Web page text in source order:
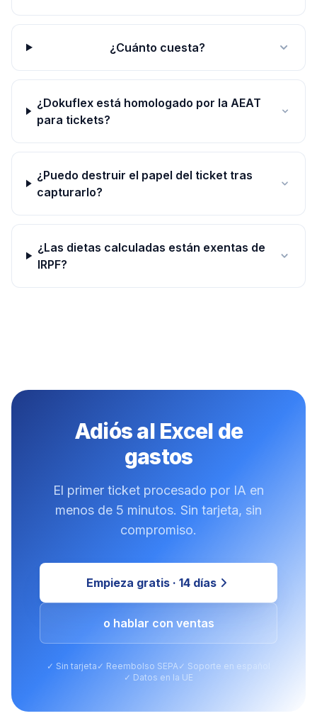
¿Cuánto cuesta?
¿Dokuflex está homologado por la AEAT
para tickets?
¿Puedo destruir el papel del ticket tras
capturarlo?
¿Las dietas calculadas están exentas de
IRPF?
Adiós al Excel de
gastos
El primer ticket procesado por IA en
menos de 5 minutos. Sin tarjeta, sin
compromiso.
Empieza gratis · 14 días
o hablar con ventas
✓ Sin tarjeta ✓ Reembolso SEPA ✓ Soporte en español
✓ Datos en la UE